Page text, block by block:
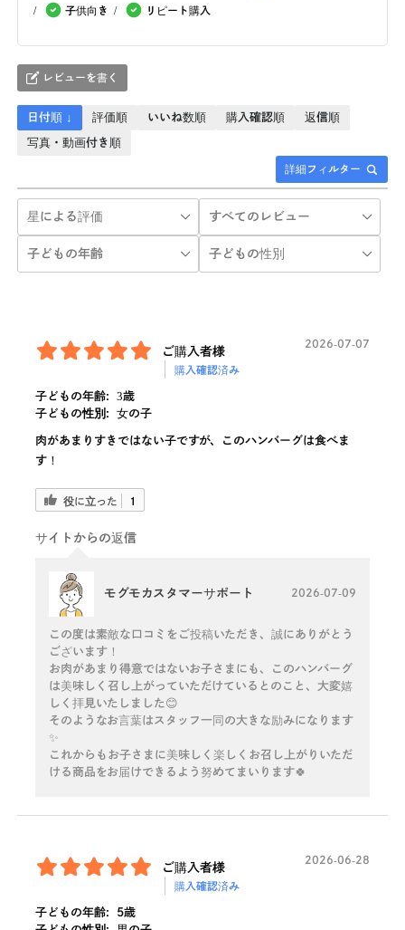
子供向き リピート購入
レビューを書く
詳細フィルター
日付順 ↓ 評価順 いいね数順 購入確認順 返信順
写真・動画付き順
ご購入者様
購入確認済み
2026-07-07
子どもの年齢:
3歳
子どもの性別:
女の子
肉があまりすきではない子ですが、このハンバーグは食べま
す！
役に立った 1
サイトからの返信
モグモカスタマーサポート 2026-07-09
この度は素敵な口コミをご投稿いただき、誠にありがとう
ございます！
お肉があまり得意ではないお子さまにも、このハンバーグ
は美味しく召し上がっていただけているとのこと、大変嬉
しく拝見いたしました😊
そのようなお言葉はスタッフ一同の大きな励みになります
✨
これからもお子さまに美味しく楽しくお召し上がりいただ
ける商品をお届けできるよう努めてまいります🍀
ご購入者様
購入確認済み
2026-06-28
子どもの年齢:
5歳